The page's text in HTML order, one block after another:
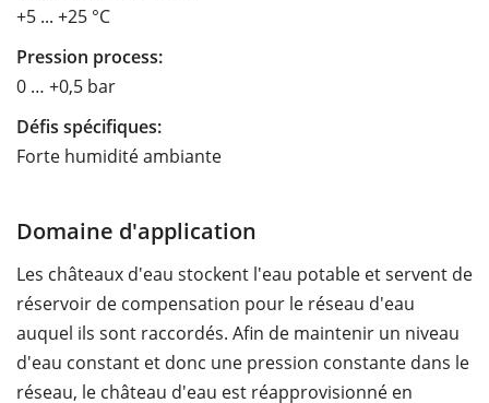
+5 ... +25 °C
Pression process:
0 … +0,5 bar
Défis spécifiques:
Forte humidité ambiante
Domaine d'application
Les châteaux d'eau stockent l'eau potable et servent de
réservoir de compensation pour le réseau d'eau
auquel ils sont raccordés. Afin de maintenir un niveau
d'eau constant et donc une pression constante dans le
réseau, le château d'eau est réapprovisionné en